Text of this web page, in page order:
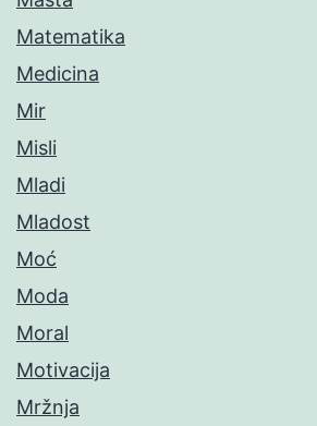
Matematika
Medicina
Mir
Misli
Mladi
Mladost
Moć
Moda
Moral
Motivacija
Mržnja